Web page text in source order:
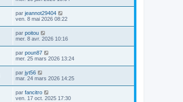
par jeannot29404
ven. 8 mai 2026 08:22
par poitou
mer. 8 avr. 2026 10:16
par poun87
mer. 25 mars 2026 13:24
par jyt56
mar. 24 mars 2026 14:25
par fancitro
ven. 17 oct. 2025 17:30